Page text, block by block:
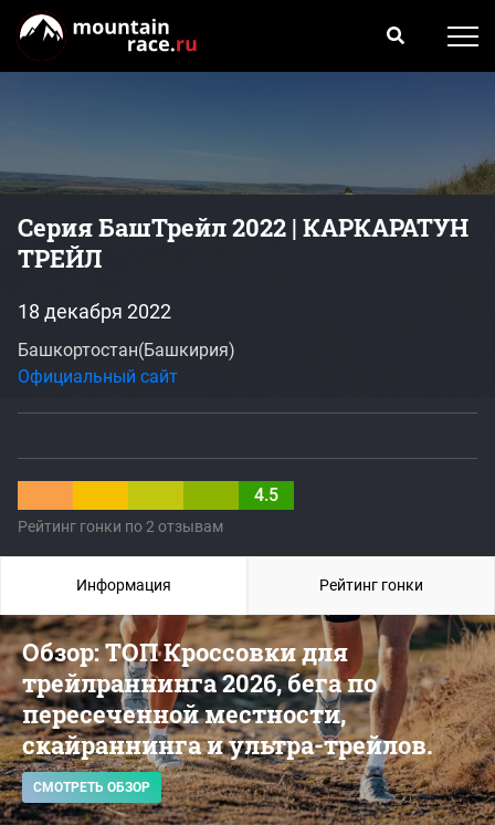
Серия БашТрейл 2022 | КАРКАРАТУН
ТРЕЙЛ
4.5
Рейтинг гонки по 2 отзывам
18 декабря 2022
Башкортостан(Башкирия)
Официальный сайт
Обзор: ТОП Кроссовки для
трейлраннинга 2026, бега по
пересеченной местности,
скайраннинга и ультра-трейлов.
СМОТРЕТЬ ОБЗОР
Информация Рейтинг гонки